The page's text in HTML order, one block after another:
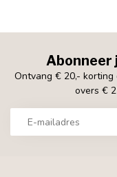
Abonneer
Ontvang € 20,-
overs €